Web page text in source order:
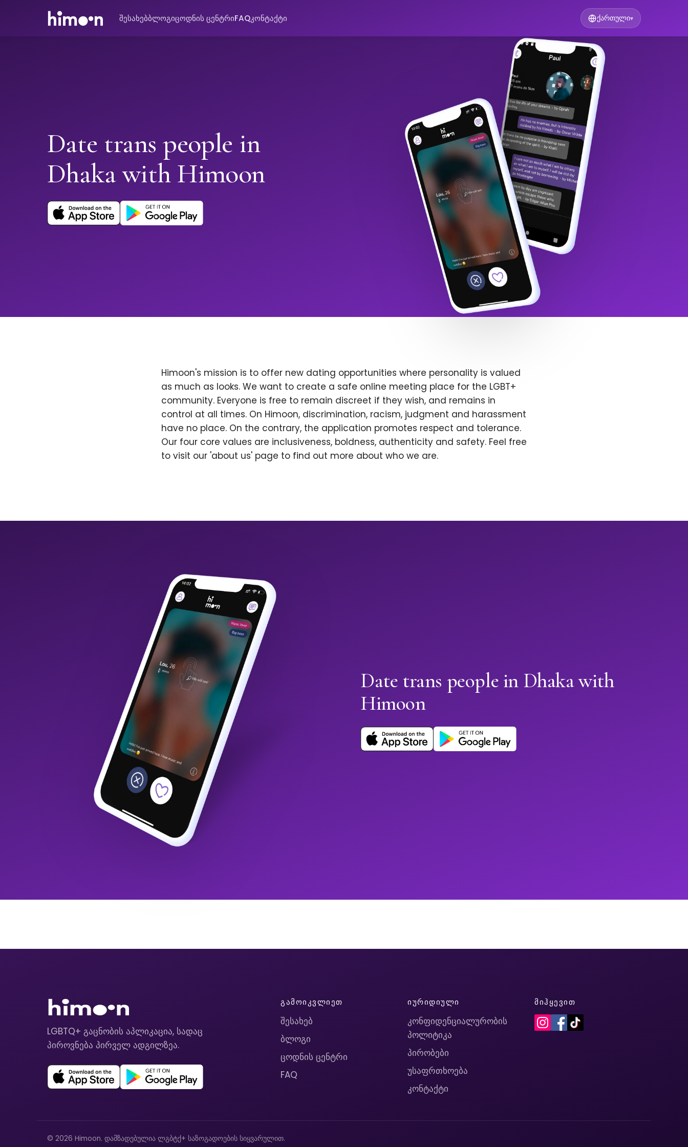
შესახებბლოგიცოდნის ცენტრიFAQკონტაქტი ქართული▾
Date trans people in
Dhaka with Himoon
Himoon's mission is to offer new dating opportunities where personality is valued
as much as looks. We want to create a safe online meeting place for the LGBT+
community. Everyone is free to remain discreet if they wish, and remains in
control at all times. On Himoon, discrimination, racism, judgment and harassment
have no place. On the contrary, the application promotes respect and tolerance.
Our four core values are inclusiveness, boldness, authenticity and safety. Feel free
to visit our 'about us' page to find out more about who we are.
Date trans people in Dhaka with
Himoon
LGBTQ+ გაცნობის აპლიკაცია, სადაც
პიროვნება პირველ ადგილზეა.
ᲒᲐᲛᲝᲘᲙᲕᲚᲘᲔᲗ
შესახებ
ბლოგი
ცოდნის ცენტრი
FAQ
ᲘᲣᲠᲘᲓᲘᲣᲚᲘ
კონფიდენციალურობის
პოლიტიკა
პირობები
უსაფრთხოება
კონტაქტი
ᲛᲘᲰᲧᲔᲕᲘᲗ
© 2026 Himoon. დამზადებულია ლგბტქ+ საზოგადოების სიყვარულით.